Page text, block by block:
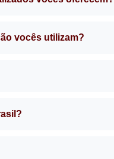
vocês utilizam?